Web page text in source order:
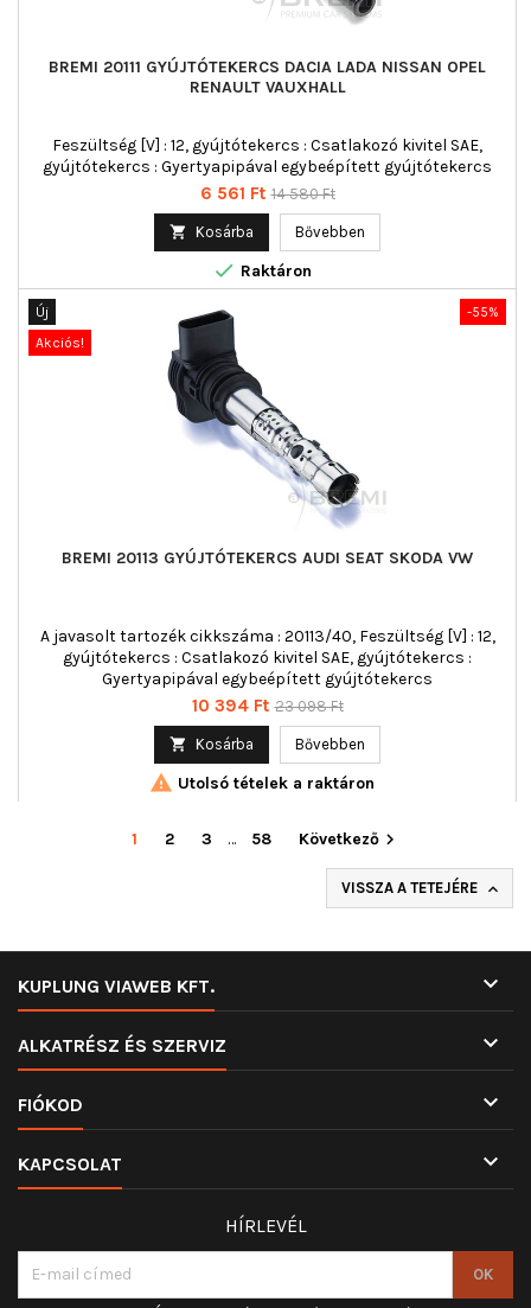
BREMI 20111 GYÚJTÓTEKERCS DACIA LADA NISSAN OPEL
RENAULT VAUXHALL
Feszültség [V] : 12, gyújtótekercs : Csatlakozó kivitel SAE,
gyújtótekercs : Gyertyapipával egybeépített gyújtótekercs
Ár
6 561 Ft Normál
14 580 Ft
 Kosárba Bővebben
 Raktáron
-55%
Új
Akciós!
BREMI 20113 GYÚJTÓTEKERCS AUDI SEAT SKODA VW
A javasolt tartozék cikkszáma : 20113/40, Feszültség [V] : 12,
gyújtótekercs : Csatlakozó kivitel SAE, gyújtótekercs :
Gyertyapipával egybeépített gyújtótekercs
Ár
10 394 Ft Normál
23 098 Ft
 Kosárba Bővebben
 Utolsó tételek a raktáron
1 2 3 … 58 Következő
VISSZA A TETEJÉRE 
KUPLUNG VIAWEB KFT. 
ALKATRÉSZ ÉS SZERVIZ 
FIÓKOD 
KAPCSOLAT 
HÍRLEVÉL